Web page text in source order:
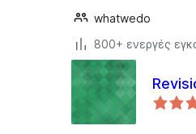
whatwedo
800+ ενεργές